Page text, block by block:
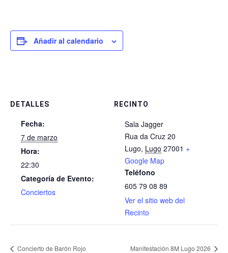
Añadir al calendario
DETALLES
Fecha:
7 de marzo
Hora:
22:30
Categoría de Evento:
Conciertos
RECINTO
Sala Jagger
Rua da Cruz 20
Lugo, Lugo 27001 +
Google Map
Teléfono
605 79 08 89
Ver el sitio web del
Recinto
Concierto de Barón Rojo Manifestación 8M Lugo 2026